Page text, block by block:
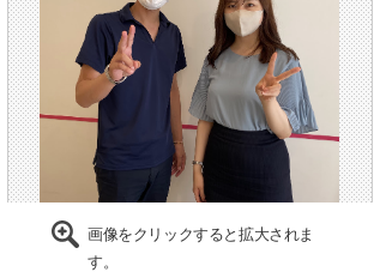
画像をクリックすると拡大されま
す。